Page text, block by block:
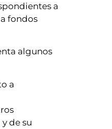
a
fondos
algunos
a
de su